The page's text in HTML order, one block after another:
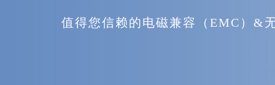
值得您信赖的电磁兼容（EMC）&